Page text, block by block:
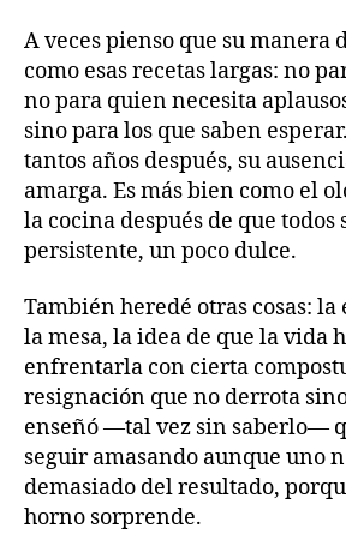
A veces pienso que su manera
como esas recetas largas: no
no para quien necesita
sino para los que saben
tantos años después, su
amarga. Es más bien como el
la cocina después de que todos
persistente, un poco dulce.
También heredé otras cosas: la
la mesa, la idea de que la vida
enfrentarla con cierta
resignación que no derrota
enseñó —tal vez sin saberlo—
seguir amasando aunque uno
demasiado del resultado,
horno sorprende.